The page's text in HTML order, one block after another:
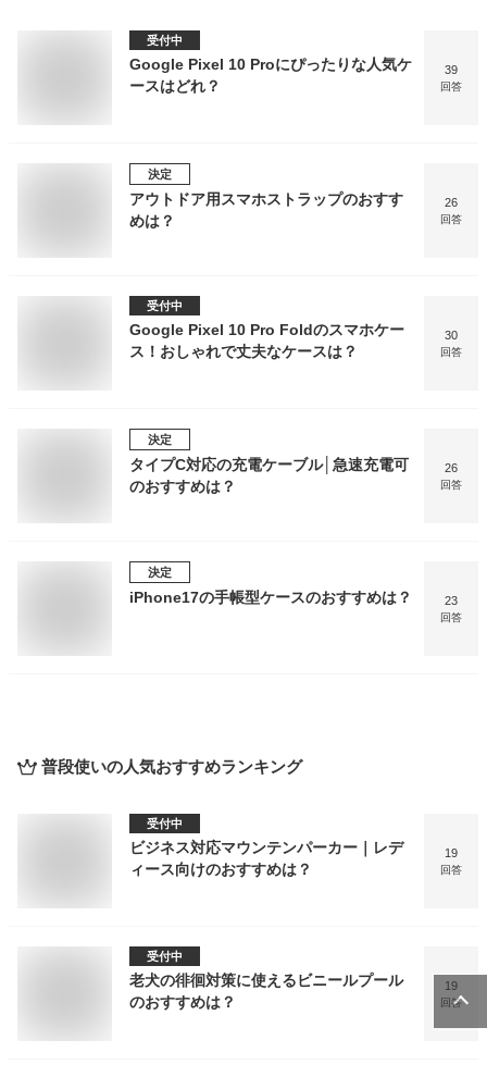
受付中
Google Pixel 10 Proにぴったりな人気ケ
ースはどれ？
39
回答
決定
アウトドア用スマホストラップのおすす
めは？
26
回答
受付中
Google Pixel 10 Pro Foldのスマホケー
ス！おしゃれで丈夫なケースは？
30
回答
決定
タイプC対応の充電ケーブル│急速充電可
のおすすめは？
26
回答
決定
iPhone17の手帳型ケースのおすすめは？ 23
回答
普段使いの人気おすすめランキング
受付中
ビジネス対応マウンテンパーカー｜レデ
ィース向けのおすすめは？
19
回答
受付中
老犬の徘徊対策に使えるビニールプール
のおすすめは？
19
回答